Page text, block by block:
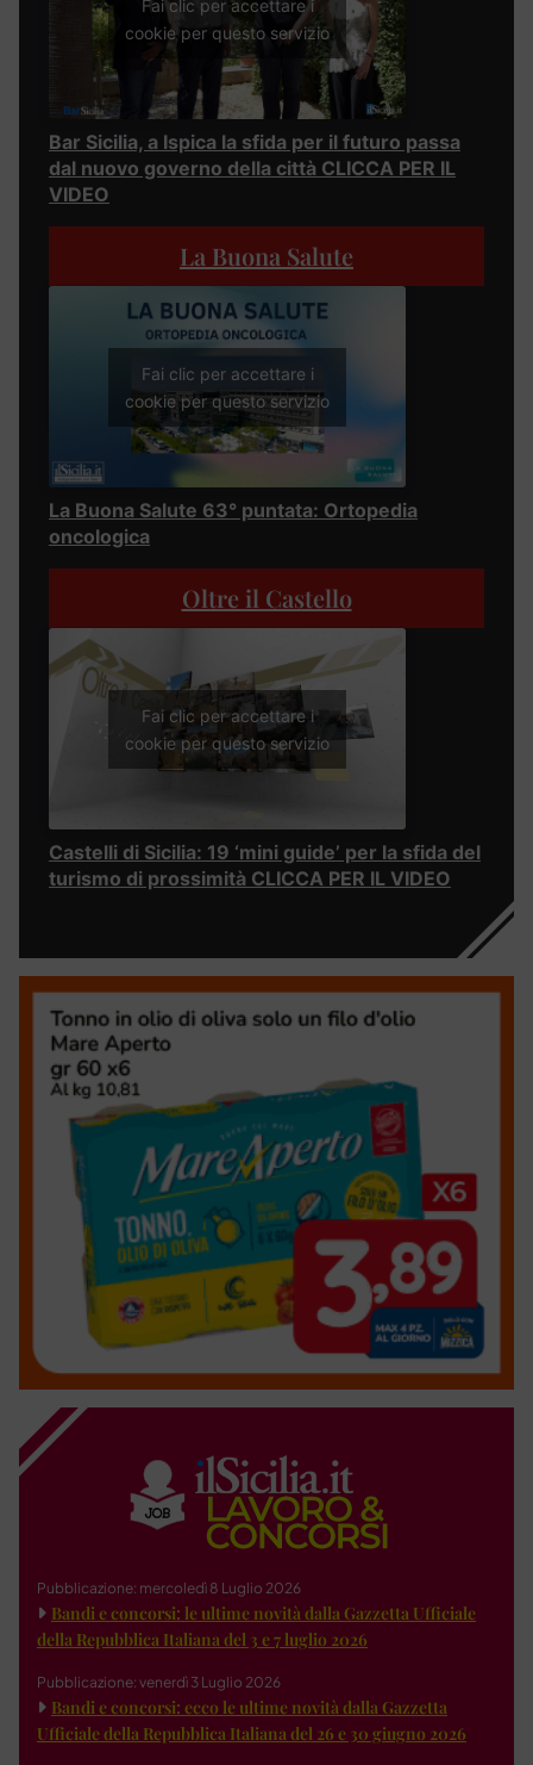
Fai clic per accettare i
cookie per questo servizio
Bar Sicilia, a Ispica la sfida per il futuro passa
dal nuovo governo della città CLICCA PER IL
VIDEO
La Buona Salute
Fai clic per accettare i
cookie per questo servizio
La Buona Salute 63° puntata: Ortopedia
oncologica
Oltre il Castello
Fai clic per accettare i
cookie per questo servizio
Castelli di Sicilia: 19 ‘mini guide’ per la sfida del
turismo di prossimità CLICCA PER IL VIDEO
Pubblicazione: mercoledì 8 Luglio 2026
Bandi e concorsi: le ultime novità dalla Gazzetta Ufficiale
della Repubblica Italiana del 3 e 7 luglio 2026
Pubblicazione: venerdì 3 Luglio 2026
Bandi e concorsi: ecco le ultime novità dalla Gazzetta
Ufficiale della Repubblica Italiana del 26 e 30 giugno 2026